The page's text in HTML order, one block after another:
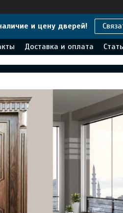
и цену дверей!
Доставка и оплата